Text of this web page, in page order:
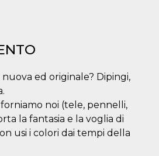
ed originale? Dipingi,
noi (tele, pennelli,
la fantasia e la voglia di
usi i colori dai tempi della
Dominio
Scadenza Descrizione
Meta
4
Cookie di